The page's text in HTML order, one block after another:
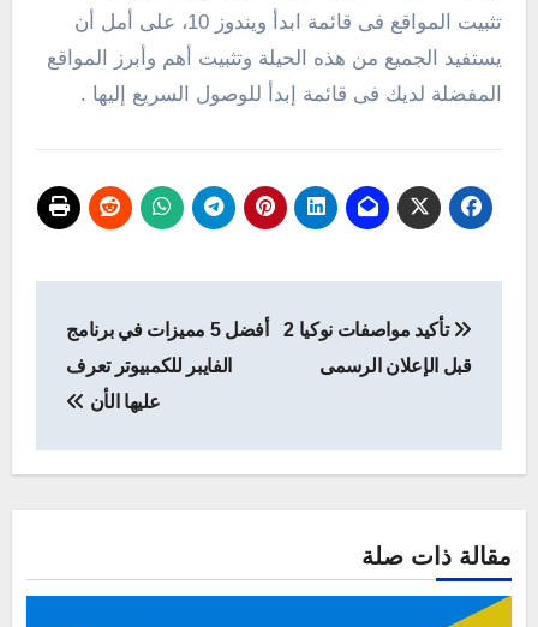
تثبيت المواقع فى قائمة ابدأ ويندوز 10، على أمل أن
يستفيد الجميع من هذه الحيلة وتثبيت أهم وأبرز المواقع
المفضلة لديك فى قائمة إبدأ للوصول السريع إليها .
تصفّح
المقالات
تأكيد مواصفات نوكيا 2
قبل الإعلان الرسمى
أفضل 5 مميزات في برنامج
الفايبر للكمبيوتر تعرف
عليها الأن
مقالة ذات صلة